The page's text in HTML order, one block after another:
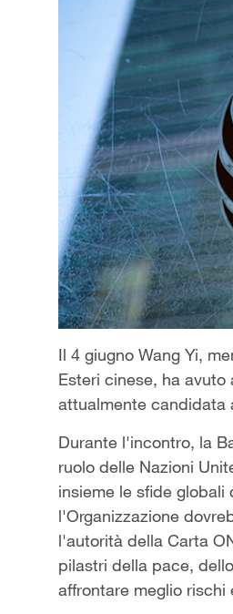
Il 4 giugno Wang Yi,
Esteri cinese, ha
attualmente candidata
Durante l'incontro, la
ruolo delle Nazioni
insieme le sfide
l'Organizzazione
l'autorità della Carta
pilastri della pace,
affrontare meglio rischi